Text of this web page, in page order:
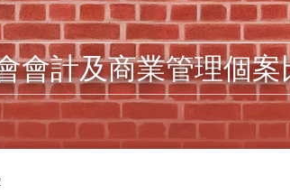
會計及商業管理個